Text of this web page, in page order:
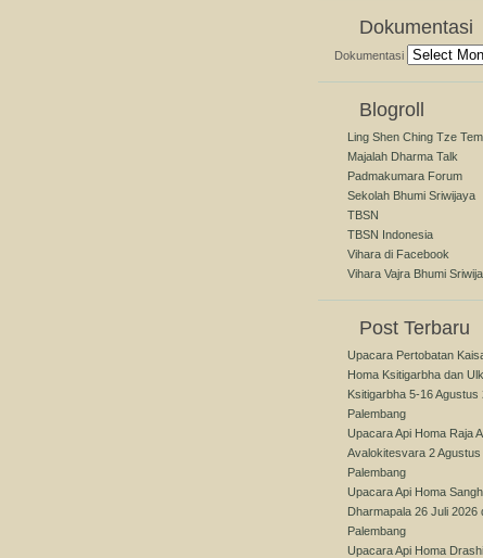
Dokumentasi
Dokumentasi
Blogroll
Ling Shen Ching Tze
Majalah Dharma Talk
Padmakumara Forum
Sekolah Bhumi Sriwijaya
TBSN
TBSN Indonesia
Vihara di Facebook
Vihara Vajra Bhumi
Post Terbaru
Upacara Pertobatan
Homa Ksitigarbha dan
Ksitigarbha 5-16 Agustus
Palembang
Upacara Api Homa Raja
Avalokitesvara 2 Agustus
Palembang
Upacara Api Homa
Dharmapala 26 Juli 2026
Palembang
Upacara Api Homa